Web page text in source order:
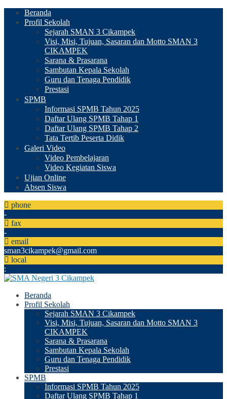
Beranda
Profil Sekolah
Sejarah SMAN 3 Cikampek
Visi, Misi, Tujuan, Sasaran dan Motto SMAN 3
CIKAMPEK
Sarana & Prasarana
Sambutan Kepala Sekolah
Guru dan Tenaga Pendidik
Prestasi
SPMB
Informasi SPMB Tahun 2025
Daftar Ulang SPMB Tahap 1
Daftar Ulang SPMB Tahap 2
Tata Tertib Peserta Didik
Galeri Video
Video Pembelajaran
Video Kegiatan Siswa
Ujian Online
Absen Siswa
phone
-
fax
-
email
sman3cikampek@gmail.com
local
:
Beranda
Profil Sekolah
Sejarah SMAN 3 Cikampek
Visi, Misi, Tujuan, Sasaran dan Motto SMAN 3
CIKAMPEK
Sarana & Prasarana
Sambutan Kepala Sekolah
Guru dan Tenaga Pendidik
Prestasi
SPMB
Informasi SPMB Tahun 2025
Daftar Ulang SPMB Tahap 1